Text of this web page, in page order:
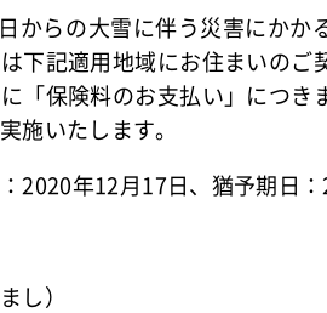
からの大雪に伴う災害にかか
下記適用地域にお住まいのご
「保険料のお支払い」につき
施いたします。
2020年12月17日、猶予期日：
し）